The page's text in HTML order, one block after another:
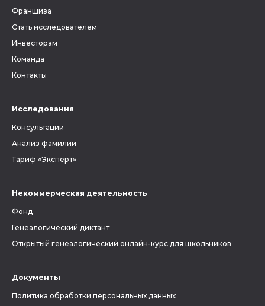
Франшиза
Стать исследователем
Инвесторам
Команда
Контакты
Исследования
Консультации
Анализ фамилии
Тариф «Эксперт»
Некоммерческая деятельность
Фонд
Генеалогический диктант
Открытый генеалогический онлайн-курс для школьников
Документы
Политика обработки персональных данных